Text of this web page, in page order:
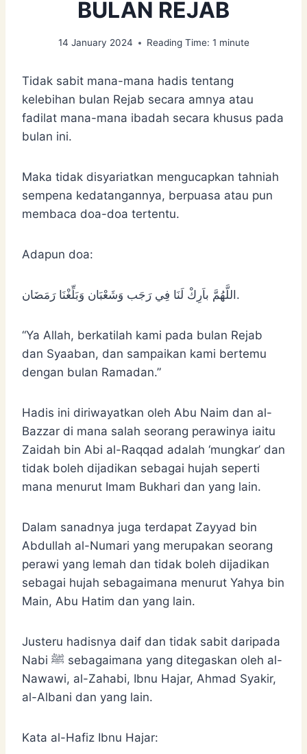
BULAN REJAB
14 January 2024 Reading Time: 1 minute
Tidak sabit mana-mana hadis tentang
kelebihan bulan Rejab secara amnya atau
fadilat mana-mana ibadah secara khusus pada
bulan ini.
Maka tidak disyariatkan mengucapkan tahniah
sempena kedatangannya, berpuasa atau pun
membaca doa-doa tertentu.
Adapun doa:
اللَّهُمَّ باَرِكْ لَنَا فِي رَجَب وَشَعْبَان وَبَلِّغْنَا رَمَضَان.
“Ya Allah, berkatilah kami pada bulan Rejab
dan Syaaban, dan sampaikan kami bertemu
dengan bulan Ramadan.”
Hadis ini diriwayatkan oleh Abu Naim dan al-
Bazzar di mana salah seorang perawinya iaitu
Zaidah bin Abi al-Raqqad adalah ‘mungkar’ dan
tidak boleh dijadikan sebagai hujah seperti
mana menurut Imam Bukhari dan yang lain.
Dalam sanadnya juga terdapat Zayyad bin
Abdullah al-Numari yang merupakan seorang
perawi yang lemah dan tidak boleh dijadikan
sebagai hujah sebagaimana menurut Yahya bin
Main, Abu Hatim dan yang lain.
Justeru hadisnya daif dan tidak sabit daripada
Nabi ﷺ sebagaimana yang ditegaskan oleh al-
Nawawi, al-Zahabi, Ibnu Hajar, Ahmad Syakir,
al-Albani dan yang lain.
Kata al-Hafiz Ibnu Hajar: